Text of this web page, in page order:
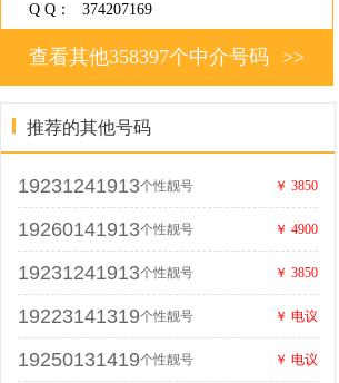
Q Q： 374207169
>>
查看其他358397个中介号码
推荐的其他号码
19231241913个性靓号 ￥ 3850
19260141913个性靓号 ￥ 4900
19231241913个性靓号 ￥ 3850
19223141319个性靓号 ￥ 电议
19250131419个性靓号 ￥ 电议